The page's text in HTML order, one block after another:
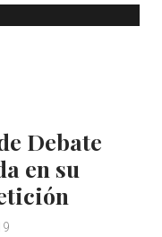
Debate
en su